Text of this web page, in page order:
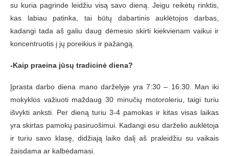
su kuria pagrinde leidžiu visą savo dieną. Jeigu reikėtų rinktis,
kas labiau patinka, tai būtų dabartinis auklėtojos darbas,
kadangi tada aš galiu daug dėmesio skirti kiekvienam vaikui ir
koncentruotis į jų poreikius ir pažangą.
-Kaip praeina jūsų tradicinė diena?
Įprasta darbo diena mano darželyje yra 7:30 – 16:30. Man iki
mokyklos važiuoti maždaug 30 minučių motoroleriu, taigi turiu
išvykti anksti. Per dieną turiu 3-4 pamokas ir kitas visas laikas
yra skirtas pamokų pasiruošimui. Kadangi esu darželio auklėtoja
ir turiu savo klasę, didžiają laiko dalį aš praleidžiu su vaikais
žaisdama ar kalbėdamasi.